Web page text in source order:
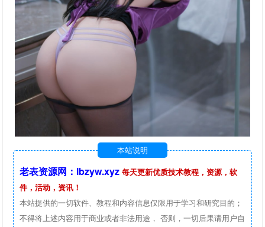
本站说明
老表资源网：lbzyw.xyz 每天更新优质技术教程，资源，软
件，活动，资讯！
本站提供的一切软件、教程和内容信息仅限用于学习和研究目的；
不得将上述内容用于商业或者非法用途， 否则，一切后果请用户自